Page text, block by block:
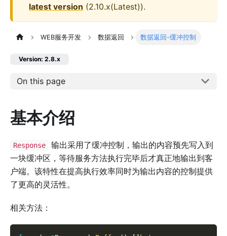
latest version (2.10.x(Latest)).
WEB服务开发 数据返回 数据返回-缓冲控制
Version: 2.8.x
On this page
基本介绍
Response
输出采用了缓冲控制，输出的内容预先写入到
一块缓冲区，等待服务方法执行完毕后才真正地输出到客
户端。该特性在提高执行效率同时为输出内容的控制提供
了更高的灵活性。
相关方法：